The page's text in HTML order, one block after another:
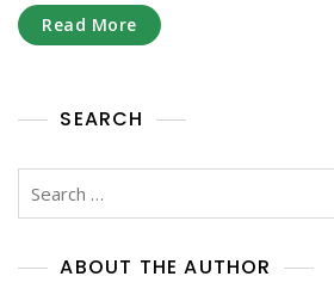
Read More
SEARCH
Search
ABOUT THE AUTHOR